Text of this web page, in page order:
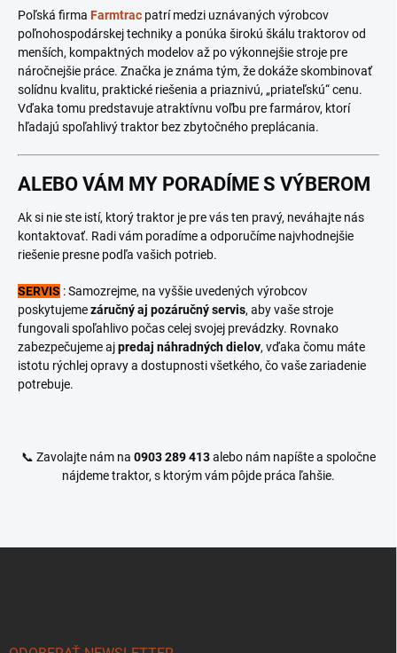
Poľská firma Farmtrac patrí medzi uznávaných výrobcov
poľnohospodárskej techniky a ponúka širokú škálu traktorov od
menších, kompaktných modelov až po výkonnejšie stroje pre
náročnejšie práce. Značka je známa tým, že dokáže skombinovať
solídnu kvalitu, praktické riešenia a priaznivú, „priateľskú“ cenu.
Vďaka tomu predstavuje atraktívnu voľbu pre farmárov, ktorí
hľadajú spoľahlivý traktor bez zbytočného preplácania.
ALEBO VÁM MY PORADÍME S VÝBEROM
Ak si nie ste istí, ktorý traktor je pre vás ten pravý, neváhajte nás
kontaktovať. Radi vám poradíme a odporučíme najvhodnejšie
riešenie presne podľa vašich potrieb.
SERVIS : Samozrejme, na vyššie uvedených výrobcov
poskytujemezáručný aj pozáručný servis, aby vaše stroje
fungovali spoľahlivo počas celej svojej prevádzky. Rovnako
zabezpečujeme ajpredaj náhradných dielov, vďaka čomu máte
istotu rýchlej opravy a dostupnosti všetkého, čo vaše zariadenie
potrebuje.
📞 Zavolajte nám na 0903 289 413alebo nám napíšte a spoločne
nájdeme traktor, s ktorým vám pôjde práca ľahšie.